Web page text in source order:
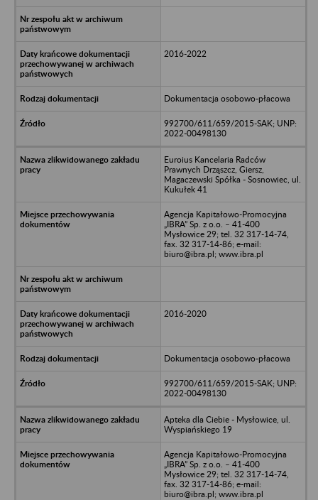
2016-2022
Dokumentacja osobowo-płacowa
992700/611/659/2015-SAK; UNP:
2022-00498130
Euroius Kancelaria Radców
Prawnych Drząszcz, Giersz,
Magaczewski Spółka - Sosnowiec, ul.
Kukułek 41
Agencja Kapitałowo-Promocyjna
„IBRA” Sp. z o.o. – 41-400
Mysłowice 29; tel. 32 317-14-74,
fax. 32 317-14-86; e-mail:
biuro@ibra.pl; www.ibra.pl
2016-2020
Dokumentacja osobowo-płacowa
992700/611/659/2015-SAK; UNP:
2022-00498130
Apteka dla Ciebie - Mysłowice, ul.
Wyspiańskiego 19
Agencja Kapitałowo-Promocyjna
„IBRA” Sp. z o.o. – 41-400
Mysłowice 29; tel. 32 317-14-74,
fax. 32 317-14-86; e-mail:
biuro@ibra.pl; www.ibra.pl